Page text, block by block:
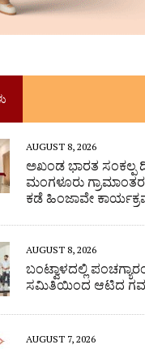
AUGUST 8, 2026
ಅಖಂಡ ಭಾರತ ಸಂಕಲ್ಪ
ಮಂಗಳೂರು
ಕಡೆ ಹಿಂಜಾವೇ
AUGUST 8, 2026
ಬಂಟ್ವಾಳದಲ್ಲಿ
ಸಮಿತಿಯಿಂದ ಆಟಿದ
AUGUST 7, 2026